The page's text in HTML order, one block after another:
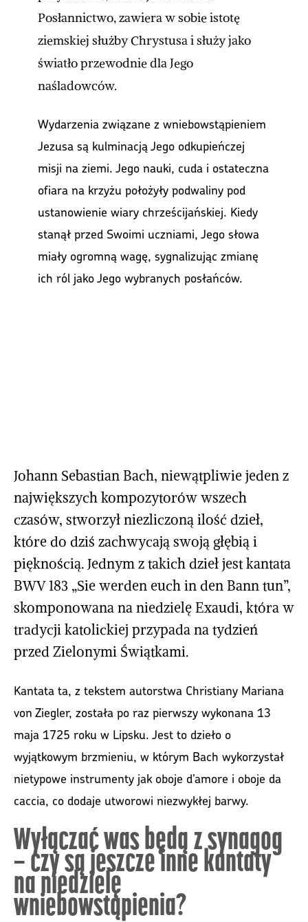
Posłannictwo, zawiera w sobie istotę
ziemskiej służby Chrystusa i służy jako
światło przewodnie dla Jego
naśladowców.
Wydarzenia związane z wniebowstąpieniem
Jezusa są kulminacją Jego odkupieńczej
misji na ziemi. Jego nauki, cuda i ostateczna
ofiara na krzyżu położyły podwaliny pod
ustanowienie wiary chrześcijańskiej. Kiedy
stanął przed Swoimi uczniami, Jego słowa
miały ogromną wagę, sygnalizując zmianę
ich ról jako Jego wybranych posłańców.
Johann Sebastian Bach, niewątpliwie jeden z
największych kompozytorów wszech
czasów, stworzył niezliczoną ilość dzieł,
które do dziś zachwycają swoją głębią i
pięknością. Jednym z takich dzieł jest kantata
BWV 183 „Sie werden euch in den Bann tun”,
skomponowana na niedzielę Exaudi, która w
tradycji katolickiej przypada na tydzień
przed Zielonymi Świątkami.
Kantata ta, z tekstem autorstwa Christiany Mariana
von Ziegler, została po raz pierwszy wykonana 13
maja 1725 roku w Lipsku. Jest to dzieło o
wyjątkowym brzmieniu, w którym Bach wykorzystał
nietypowe instrumenty jak oboje d’amore i oboje da
caccia, co dodaje utworowi niezwykłej barwy.
Wyłączać was będą z synagog
– czy są jeszcze inne kantaty
na niedzielę
wniebowstąpienia?